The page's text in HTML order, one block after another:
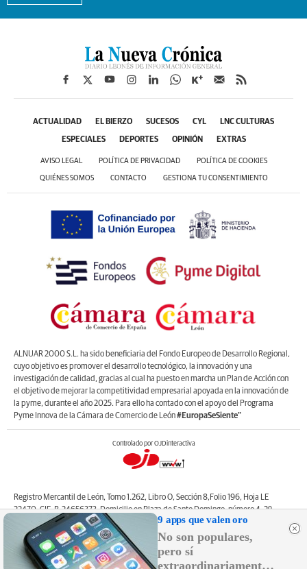
ACTUALIDAD EL BIERZO SUCESOS CYL LNC CULTURAS
ESPECIALES DEPORTES OPINIÓN EXTRAS
AVISO LEGAL POLÍTICA DE PRIVACIDAD POLÍTICA DE COOKIES
QUIÉNES SOMOS CONTACTO GESTIONA TU CONSENTIMIENTO
ALNUAR 2000 S.L. ha sido beneficiaria del Fondo Europeo de Desarrollo Regional,
cuyo objetivo es promover el desarrollo tecnológico, la innovación y una
investigación de calidad, gracias al cual ha puesto en marcha un Plan de Acción con
el objetivo de mejorar la competitividad empresarial apoyada en la innovación de
la pyme, durante el año 2025. Para ello ha contado con el apoyo del Programa
Pyme Innova de la Cámara de Comercio de León#EuropaSeSiente”
Controlado por OJDinteractiva
Registro Mercantil de León, Tomo 1.262, Libro O, Sección 8,Folio 196, Hoja LE
22470. CIF: B-24656373. Domicilio en Plaza de Santo Domingo, número 4, 2º
izquierda, 24001, León. Correo electrónico de contacto: web@lanuevacronica.com.
Copyright © ALNUAR 2000 S.L. (LA NUEVA CRÓNICA). Incluye contenidos de la
empresa, de empresas del grupo o de terceros.
9 apps que valen oro
No son populares,
pero sí
extraordinariamente